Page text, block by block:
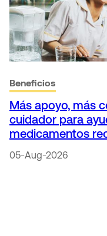
Beneficios
Más apoyo, más
cuidador para
medicamentos
05-Aug-2026